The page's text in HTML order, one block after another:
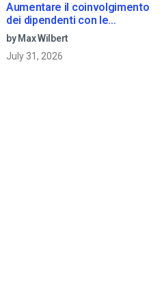
Aumentare il coinvolgimento
dei dipendenti con le
comunicazioni aziendali in
live streaming
by Max Wilbert
July 31, 2026